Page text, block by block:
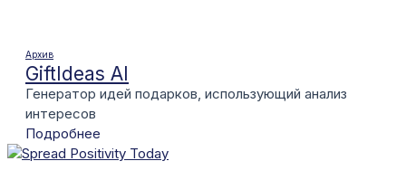
Архив
GiftIdeas AI
Генератор идей подарков, использующий анализ
интересов
Подробнее